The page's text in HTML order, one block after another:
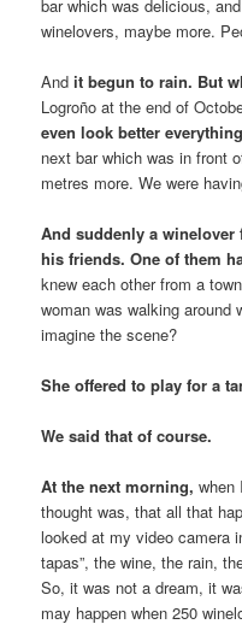
bar which was delicious,
winelovers, maybe more.
And it begun to rain. But
Logroño at the end of
even look better
next bar which was in front
metres more. We were
And suddenly a
his friends. One of them
knew each other from a
woman was walking
imagine the scene?
She offered to play for a
We said that of course.
At the next morning, when
thought was, that all that
looked at my video camera
tapas”, the wine, the rain,
So, it was not a dream, it
may happen when 250